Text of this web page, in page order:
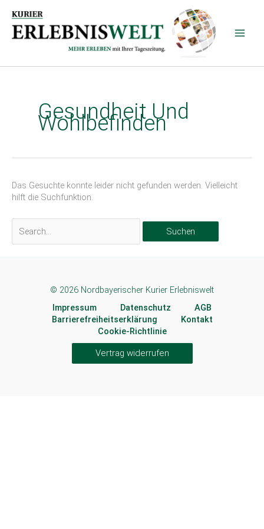
Inhalt
springen
Gesundheit Und
Wohlbefinden
Das Gesuchte konnte leider nicht gefunden werden. Vielleicht
hilft die Suchfunktion.
© 2026 Nordbayerischer Kurier Erlebniswelt
Impressum
Datenschutz
AGB
Barrierefreiheitserklärung
Kontakt
Cookie-Richtlinie
Vertrag widerrufen